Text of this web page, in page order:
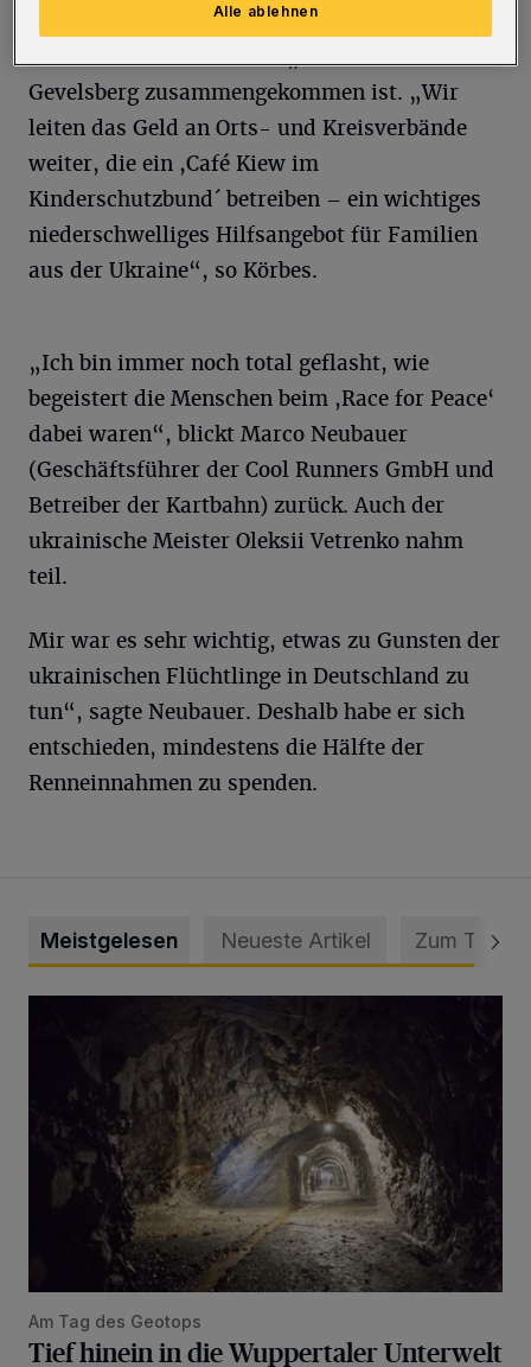
Das Geld kam im Mai beim „Race for Peace“
auf der Indoor-Kartbahn „Cool Runners“ in
Gevelsberg zusammengekommen ist. „Wir
leiten das Geld an Orts- und Kreisverbände
weiter, die ein ,Café Kiew im
Kinderschutzbund´ betreiben – ein wichtiges
niederschwelliges Hilfsangebot für Familien
aus der Ukraine“, so Körbes.
„Ich bin immer noch total geflasht, wie
begeistert die Menschen beim ,Race for Peace‘
dabei waren“, blickt Marco Neubauer
(Geschäftsführer der Cool Runners GmbH und
Betreiber der Kartbahn) zurück. Auch der
ukrainische Meister Oleksii Vetrenko nahm
teil.
Mir war es sehr wichtig, etwas zu Gunsten der
ukrainischen Flüchtlinge in Deutschland zu
tun“, sagte Neubauer. Deshalb habe er sich
entschieden, mindestens die Hälfte der
Renneinnahmen zu spenden.
Meistgelesen Neueste Artikel Zum Thema
Am Tag des Geotops
Tief hinein in die Wuppertaler Unterwelt
Alle ablehnen